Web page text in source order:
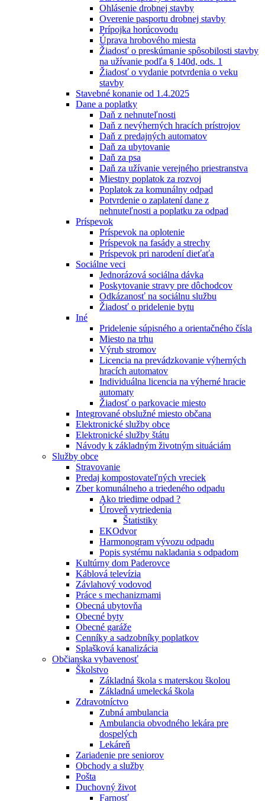
Ohlásenie drobnej stavby
Overenie pasportu drobnej stavby
Prípojka horúcovodu
Úprava hrobového miesta
Žiadosť o preskúmanie spôsobilosti stavby
na užívanie podľa § 140d, ods. 1
Žiadosť o vydanie potvrdenia o veku
stavby
Stavebné konanie od 1.4.2025
Dane a poplatky
Daň z nehnuteľnosti
Daň z nevýherných hracích prístrojov
Daň z predajných automatov
Daň za ubytovanie
Daň za psa
Daň za užívanie verejného priestranstva
Miestny poplatok za rozvoj
Poplatok za komunálny odpad
Potvrdenie o zaplatení dane z
nehnuteľnosti a poplatku za odpad
Príspevok
Príspevok na oplotenie
Príspevok na fasády a strechy
Príspevok pri narodení dieťaťa
Sociálne veci
Jednorázová sociálna dávka
Poskytovanie stravy pre dôchodcov
Odkázanosť na sociálnu službu
Žiadosť o pridelenie bytu
Iné
Pridelenie súpisného a orientačného čísla
Miesto na trhu
Výrub stromov
Licencia na prevádzkovanie výherných
hracích automatov
Individuálna licencia na výherné hracie
automaty
Žiadosť o parkovacie miesto
Integrované obslužné miesto občana
Elektronické služby obce
Elektronické služby štátu
Návody k základným životným situáciám
Služby obce
Stravovanie
Predaj kompostovateľných vreciek
Zber komunálneho a triedeného odpadu
Ako triedime odpad ?
Úroveň vytriedenia
Štatistiky
EKOdvor
Harmonogram vývozu odpadu
Popis systému nakladania s odpadom
Kultúrny dom Paderovce
Káblová televízia
Závlahový vodovod
Práce s mechanizmami
Obecná ubytovňa
Obecné byty
Obecné garáže
Cenníky a sadzobníky poplatkov
Splašková kanalizácia
Občianska vybavenosť
Školstvo
Základná škola s materskou školou
Základná umelecká škola
Zdravotníctvo
Zubná ambulancia
Ambulancia obvodného lekára pre
dospelých
Lekáreň
Zariadenie pre seniorov
Obchody a služby
Pošta
Duchovný život
Farnosť